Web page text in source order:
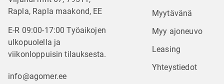
Rapla, Rapla maakond, EE
E-R 09:00-17:00 Työaikojen
ulkopuolella ja
viikonloppuisin tilauksesta.
info@agomer.ee
Myytävänä
Myy ajoneuvo
Leasing
Yhteystiedot